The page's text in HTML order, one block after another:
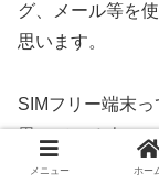
グ、メール等を
思います。
SIMフリー端末
思っている人に
メニュー ホー